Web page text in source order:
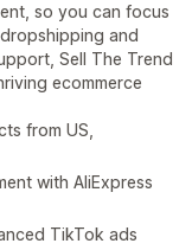
so you can focus
and
Sell The Trend
ecommerce
from US,
with AliExpress
TikTok ads